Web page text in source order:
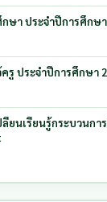
ษา ประจำปีการศึกษ
รู ประจำปีการศึกษา
ยนเรียนรู้กระบวนกา